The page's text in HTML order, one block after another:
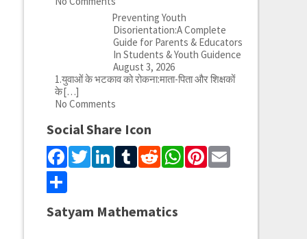
Preventing Youth
Disorientation:A Complete
Guide for Parents & Educators
In Students & Youth Guidence
August 3, 2026
1.युवाओं के भटकाव को रोकना:माता-पिता और शिक्षकों
के[…]
No Comments
Social Share Icon
Facebook
Twitter
LinkedIn
Tumblr
Reddit
WhatsApp
Pinterest
Email
Share
Satyam Mathematics